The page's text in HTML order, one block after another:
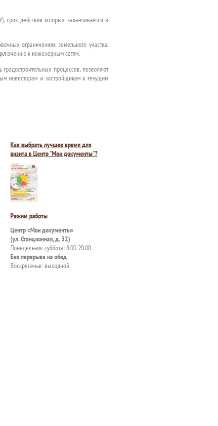
срок действия которых заканчивается в
ограничениях земельного участка.
к инженерным сетям.
процессов, позволяют
инвесторам и застройщикам к текущим
Как выбрать лучшее время для
визита в Центр "Мои документы"?
Режим работы
Центр «Мои документы»
(ул. Станционная, д. 32)
Понедельник-суббота: 8.00-20.00
Без перерыва на обед
Воскресенье: выходной